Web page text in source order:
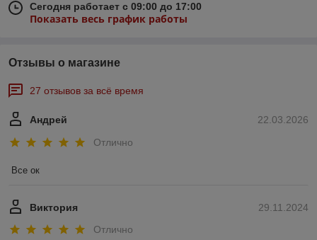
Сегодня работает с 09:00 до 17:00
Показать весь график работы
Отзывы о магазине
27 отзывов за всё время
22.03.2026
Андрей
Отлично
Все ок
29.11.2024
Виктория
Отлично